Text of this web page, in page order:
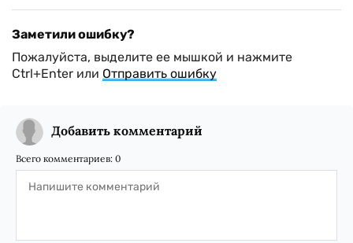
Заметили ошибку?
Пожалуйста, выделите ее мышкой и нажмите
Ctrl+Enter или Отправить ошибку
Добавить комментарий
Всего комментариев: 0